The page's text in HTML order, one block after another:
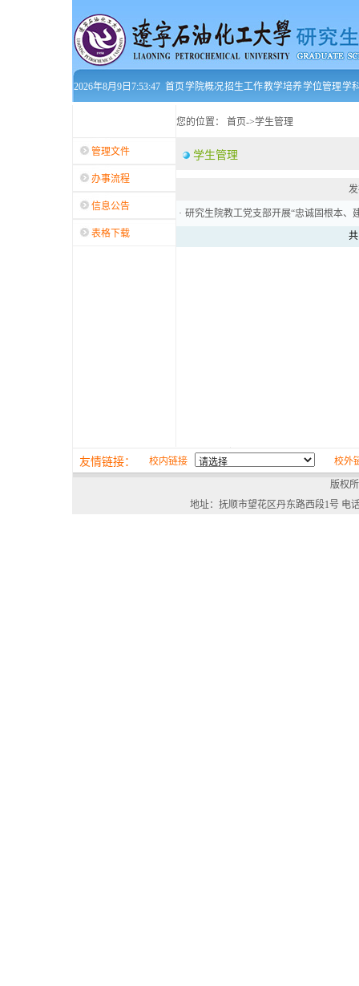
2026年8月9日7:53:48 首页学院概况招生工作教学培养学位管理学
管理文件
办事流程
信息公告
表格下载
您的位置： 首页->学生管理
学生管理
· 研究生院教工党支部开展“忠诚固根本、
友情链接： 校内链接 校外
版权
地址：抚顺市望花区丹东路西段1号 电话